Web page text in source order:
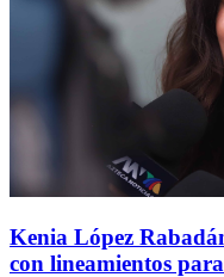
Kenia López
con lineamientos